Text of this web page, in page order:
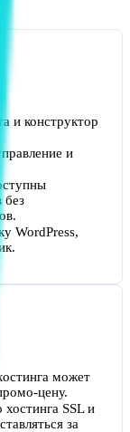
и конструктор
и
без
WordPress,
может
цену.
SSL и
за